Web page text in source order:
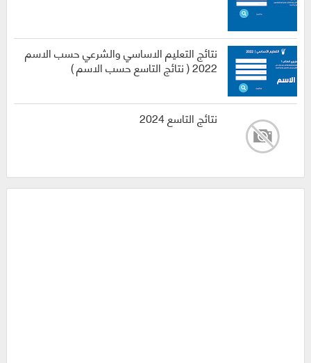
نتائج التعليم الاساسي والشرعي حسب الاسم
2022 ( نتائج التاسع حسب الاسم )
نتائج التاسع 2024